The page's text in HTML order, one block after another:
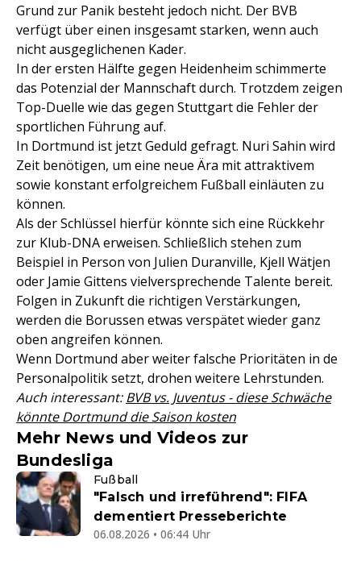
Grund zur Panik besteht jedoch nicht. Der BVB
verfügt über einen insgesamt starken, wenn auch
nicht ausgeglichenen Kader.
In der ersten Hälfte gegen Heidenheim schimmerte
das Potenzial der Mannschaft durch. Trotzdem zeigen
Top-Duelle wie das gegen Stuttgart die Fehler der
sportlichen Führung auf.
In Dortmund ist jetzt Geduld gefragt. Nuri Sahin wird
Zeit benötigen, um eine neue Ära mit attraktivem
sowie konstant erfolgreichem Fußball einläuten zu
können.
Als der Schlüssel hierfür könnte sich eine Rückkehr
zur Klub-DNA erweisen. Schließlich stehen zum
Beispiel in Person von Julien Duranville, Kjell Wätjen
oder Jamie Gittens vielversprechende Talente bereit.
Folgen in Zukunft die richtigen Verstärkungen,
werden die Borussen etwas verspätet wieder ganz
oben angreifen können.
Wenn Dortmund aber weiter falsche Prioritäten in de
Personalpolitik setzt, drohen weitere Lehrstunden.
Auch interessant:BVB vs. Juventus - diese Schwäche
könnte Dortmund die Saison kosten
Mehr News und Videos zur
Bundesliga
Fußball
"Falsch und irreführend": FIFA
dementiert Presseberichte
06.08.2026 • 06:44 Uhr